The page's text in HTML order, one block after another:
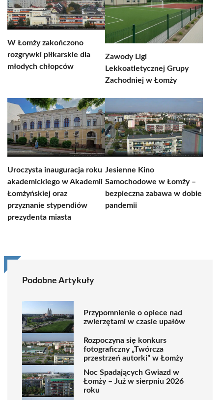
W Łomży zakończono
rozgrywki piłkarskie dla
młodych chłopców
Zawody Ligi
Lekkoatletycznej Grupy
Zachodniej w Łomży
Uroczysta inauguracja roku
akademickiego w Akademii
Łomżyńskiej oraz
przyznanie stypendiów
prezydenta miasta
Jesienne Kino
Samochodowe w Łomży –
bezpieczna zabawa w dobie
pandemii
Podobne Artykuły
Przypomnienie o opiece nad
zwierzętami w czasie upałów
Rozpoczyna się konkurs
fotograficzny „Twórcza
przestrzeń autorki” w Łomży
Noc Spadających Gwiazd w
Łomży – Już w sierpniu 2026
roku